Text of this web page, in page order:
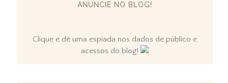
ANUNCIE NO BLOG!
Clique e dê uma espiada nos dados de público e
acessos do blog!